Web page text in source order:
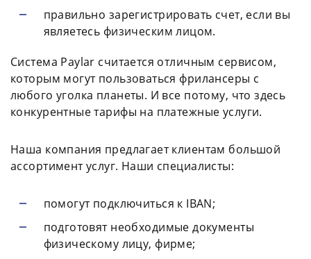
правильно зарегистрировать счет, если вы
являетесь физическим лицом.
Система Paylar считается отличным сервисом,
которым могут пользоваться фрилансеры с
любого уголка планеты. И все потому, что здесь
конкурентные тарифы на платежные услуги.
Наша компания предлагает клиентам большой
ассортимент услуг. Наши специалисты:
помогут подключиться к IBAN;
подготовят необходимые документы
физическому лицу, фирме;